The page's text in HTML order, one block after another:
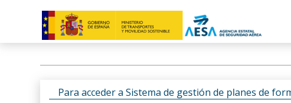
Para acceder a Sistema de gestión de planes de